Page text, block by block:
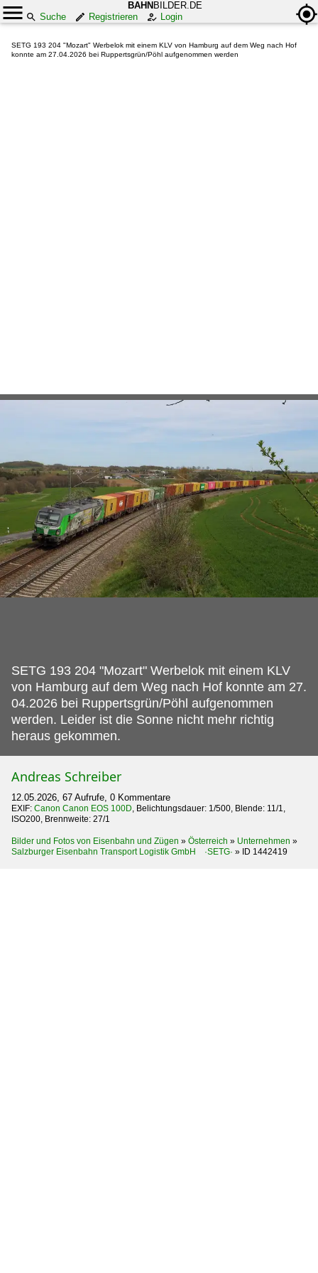
BAHN BILDER.DE
Suche
Registrieren Login
SETG 193 204 "Mozart" Werbelok mit einem KLV von Hamburg auf dem Weg nach Hof
konnte am 27.04.2026 bei Ruppertsgrün/Pöhl aufgenommen werden
SETG 193 204 "Mozart" Werbelok mit einem KLV
von Hamburg auf dem Weg nach Hof konnte am 27.
04.2026 bei Ruppertsgrün/Pöhl aufgenommen
werden. Leider ist die Sonne nicht mehr richtig
heraus gekommen.
Andreas Schreiber
12.05.2026, 67 Aufrufe, 0 Kommentare
EXIF: Canon Canon EOS 100D, Belichtungsdauer: 1/500, Blende: 11/1,
ISO200, Brennweite: 27/1
Bilder und Fotos von Eisenbahn und Zügen » Österreich » Unternehmen »
Salzburger Eisenbahn Transport Logistik GmbH ·SETG· » ID 1442419